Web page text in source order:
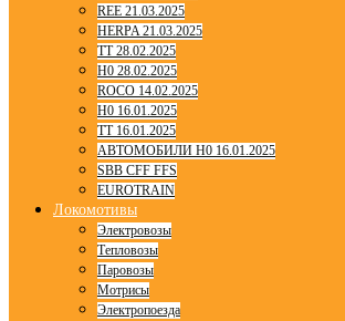
REE 21.03.2025
HERPA 21.03.2025
TT 28.02.2025
H0 28.02.2025
ROCO 14.02.2025
H0 16.01.2025
TT 16.01.2025
АВТОМОБИЛИ H0 16.01.2025
SBB CFF FFS
EUROTRAIN
Локомотивы
Электровозы
Тепловозы
Паровозы
Мотрисы
Электропоезда